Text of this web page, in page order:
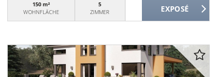
150 m²
WOHNFLÄCHE
5
ZIMMER